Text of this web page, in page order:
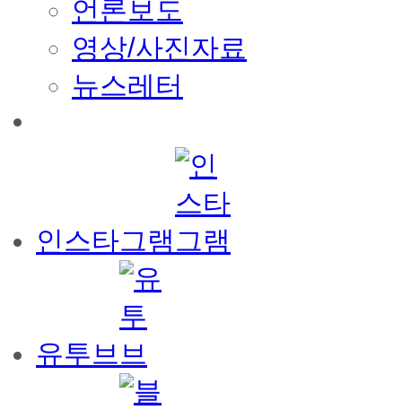
언론보도
영상/사진자료
뉴스레터
인스타그램
유투브